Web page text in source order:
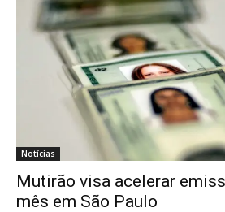
Notícias
Mutirão visa acelerar
mês em São Paulo